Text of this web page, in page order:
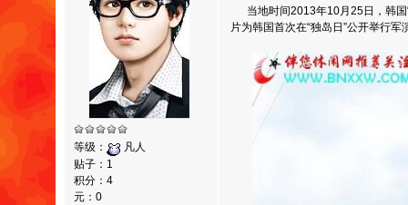
等级：
凡人
贴子：1
积分：4
元：0
当地时间2013年10月25日，韩国
片为韩国首次在“独岛日”公开举行军